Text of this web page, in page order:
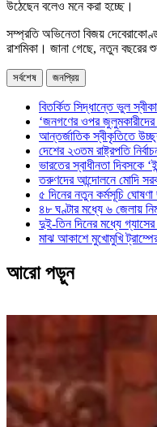
উঠেছেন বলেও মনে করা হচ্ছে।
সম্প্রতি অভিনেতা বিজয়
রাশমিকা। জানা গেছে, নতুন বছরের
সর্বশেষ জনপ্রিয়
বিতর্কিত সিদ্ধান্তে ভুল
‘জনগণের ওপর
আন্তর্জাতিক স্বীকৃতিতে
দেশের ২৩তম রাষ্ট্রপতি
ভারতের স্বাধীনতা দিবসকে
তরুণদের আন্দোলনে মোদি
৫ দিনের নতুন কর্মসূচি
৪৮ ঘণ্টার মধ্যে ৬ জেলায়
দুই-তিন দিনের মধ্যে গ্যাসের
মাঝ আকাশে মুখোমুখি
আরো পড়ুন